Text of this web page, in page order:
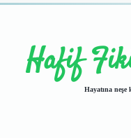
Hafif
Hayatına